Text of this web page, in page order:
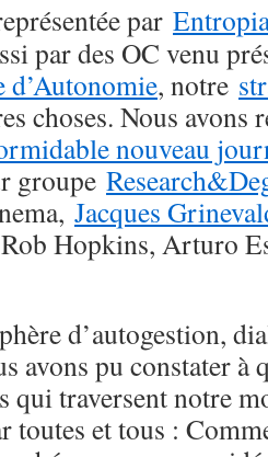
par
par des OC venu
, notre
choses. Nous avons
nouveau
groupe
Jacques
Hopkins, Arturo
d’autogestion,
avons pu constater à
qui traversent notre
toutes et tous :